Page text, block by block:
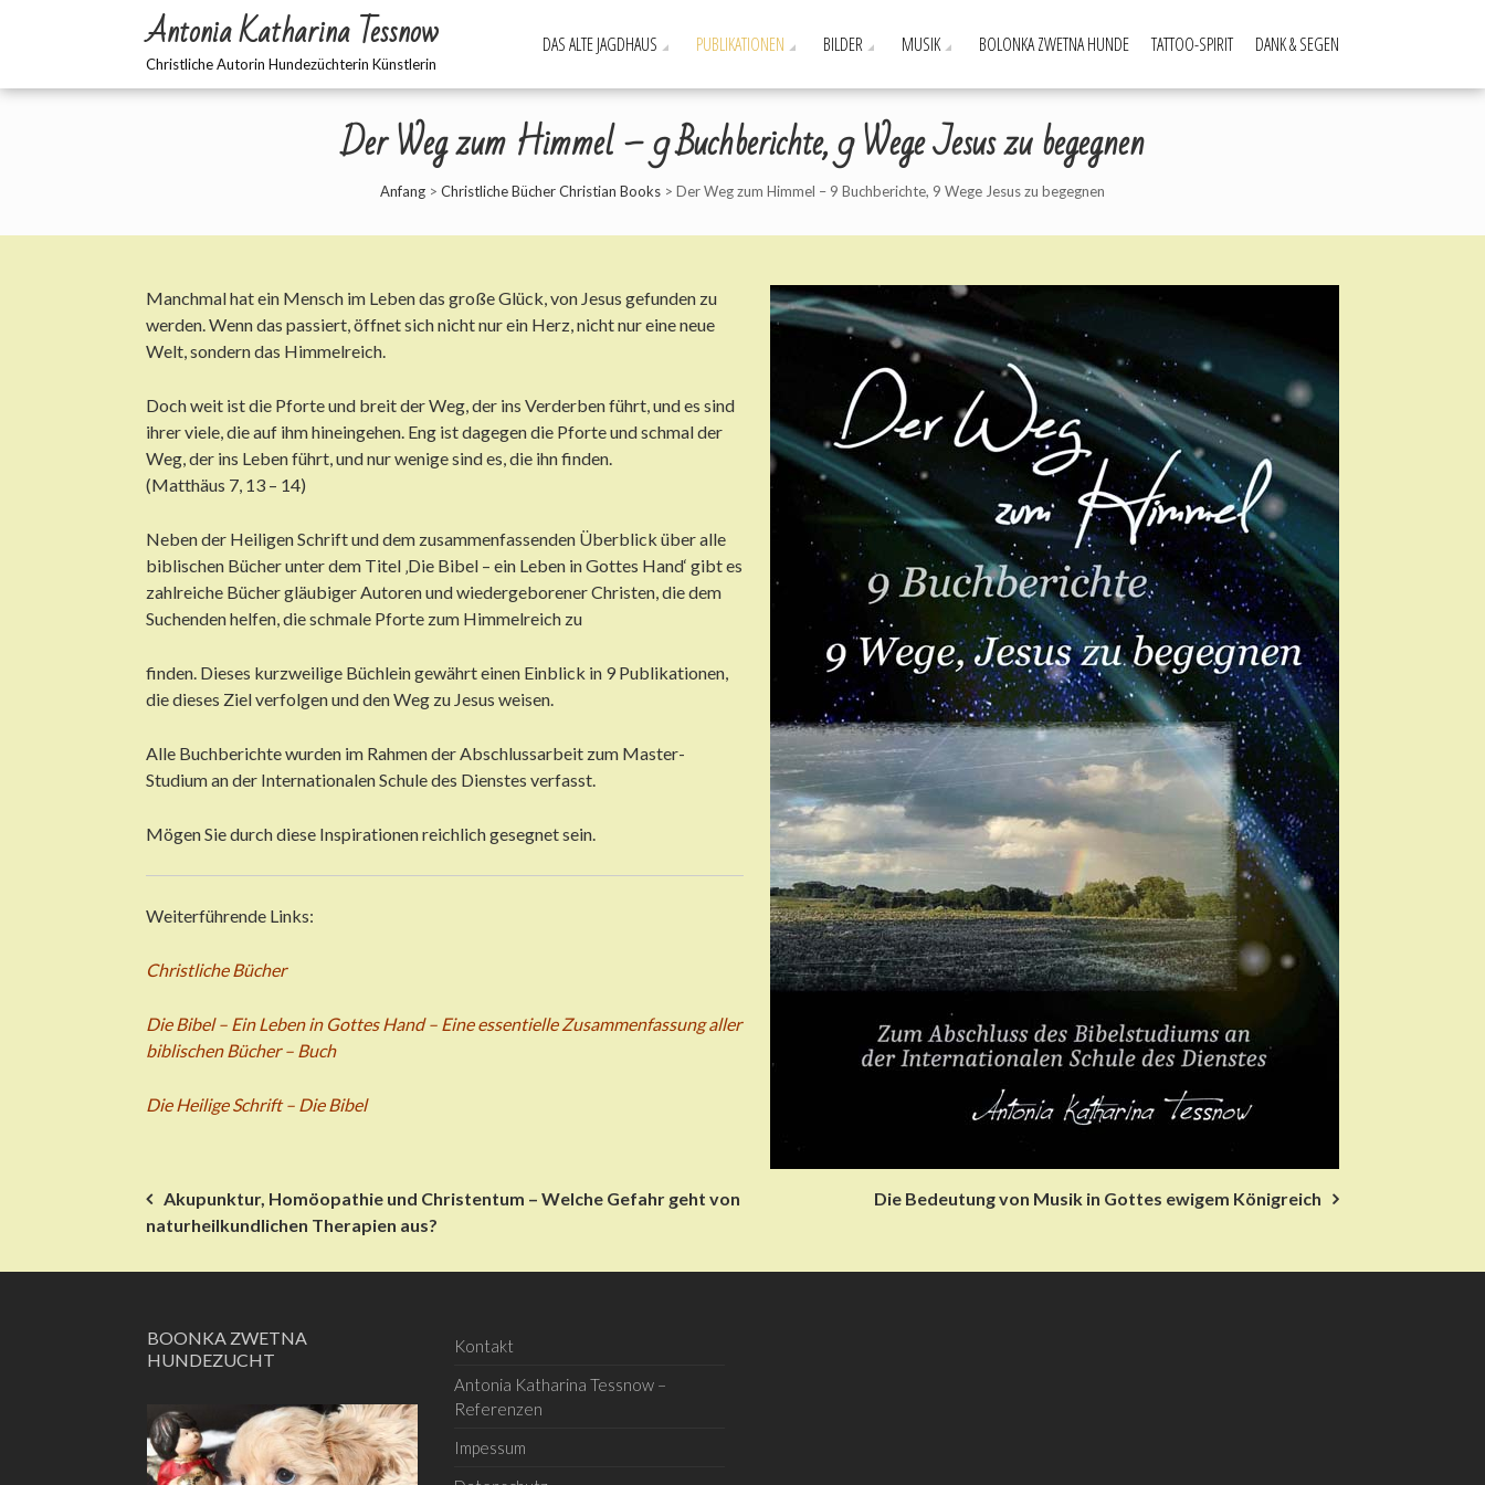
Antonia Katharina Tessnow
Christliche Autorin Hundezüchterin Künstlerin
DAS ALTE JAGDHAUS PUBLIKATIONEN BILDER MUSIK BOLONKA ZWETNA HUNDE TATTOO-SPIRIT DANK & SEGEN
Der Weg zum Himmel – 9 Buchberichte, 9 Wege Jesus zu begegnen
Anfang > Christliche Bücher Christian Books > Der Weg zum Himmel – 9 Buchberichte, 9 Wege Jesus zu begegnen
Manchmal hat ein Mensch im Leben das große Glück, von Jesus gefunden zu
werden. Wenn das passiert, öffnet sich nicht nur ein Herz, nicht nur eine neue
Welt, sondern das Himmelreich.
Doch weit ist die Pforte und breit der Weg, der ins Verderben führt, und es sind
ihrer viele, die auf ihm hineingehen. Eng ist dagegen die Pforte und schmal der
Weg, der ins Leben führt, und nur wenige sind es, die ihn finden.
(Matthäus 7, 13 – 14)
Neben der Heiligen Schrift und dem zusammenfassenden Überblick über alle
biblischen Bücher unter dem Titel ‚Die Bibel – ein Leben in Gottes Hand‘ gibt es
zahlreiche Bücher gläubiger Autoren und wiedergeborener Christen, die dem
Suchenden helfen, die schmale Pforte zum Himmelreich zu
finden. Dieses kurzweilige Büchlein gewährt einen Einblick in 9 Publikationen,
die dieses Ziel verfolgen und den Weg zu Jesus weisen.
Alle Buchberichte wurden im Rahmen der Abschlussarbeit zum Master-
Studium an der Internationalen Schule des Dienstes verfasst.
Mögen Sie durch diese Inspirationen reichlich gesegnet sein.
Weiterführende Links:
Christliche Bücher
Die Bibel – Ein Leben in Gottes Hand – Eine essentielle Zusammenfassung aller
biblischen Bücher – Buch
Die Heilige Schrift – Die Bibel
Beitrags-
Akupunktur, Homöopathie und Christentum – Welche Gefahr geht von
naturheilkundlichen Therapien aus?
Die Bedeutung von Musik in Gottes ewigem Königreich
BOONKA ZWETNA
HUNDEZUCHT
Kontakt
Antonia Katharina Tessnow –
Referenzen
Impessum